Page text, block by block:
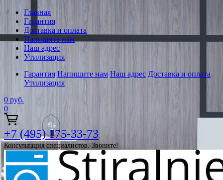
Главная
Гарантия
Доставка и оплата
Напишите нам
Наш адрес
Утилизация
Гарантия Напишите нам Наш адрес Доставка и оплата
Утилизация
0 руб.
0
+7 (495) 175-33-73
Консультация специалистов. Звоните!